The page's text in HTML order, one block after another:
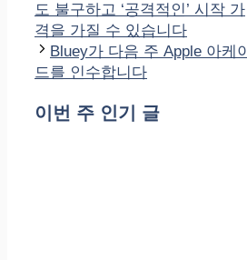
고
리
도 불구하고 ‘공격적인’ 시작 가
격을 가질 수 있습니다
Bluey가 다음 주 Apple 아케이
드를 인수합니다
이번 주 인기 글